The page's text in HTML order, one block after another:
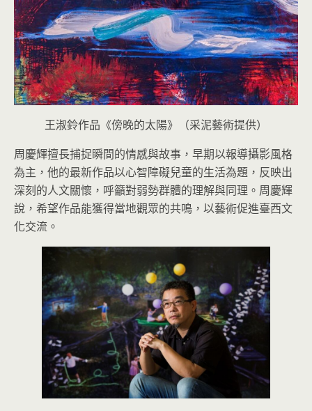
王淑鈴作品《傍晚的太陽》（采泥藝術提供）
周慶輝擅長捕捉瞬間的情感與故事，早期以報導攝影風格
為主，他的最新作品以心智障礙兒童的生活為題，反映出
深刻的人文關懷，呼籲對弱勢群體的理解與同理。周慶輝
說，希望作品能獲得當地觀眾的共鳴，以藝術促進臺西文
化交流。